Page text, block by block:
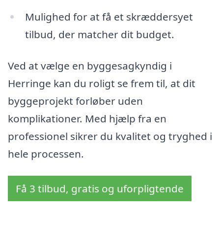
Mulighed for at få et skræddersyet
tilbud, der matcher dit budget.
Ved at vælge en byggesagkyndig i
Herringe kan du roligt se frem til, at dit
byggeprojekt forløber uden
komplikationer. Med hjælp fra en
professionel sikrer du kvalitet og tryghed i
hele processen.
Få 3 tilbud, gratis og uforpligtende